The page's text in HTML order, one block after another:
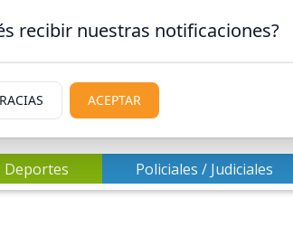
Deportes Policiales / Judiciales
recibir nuestras notificaciones?
ACEPTAR